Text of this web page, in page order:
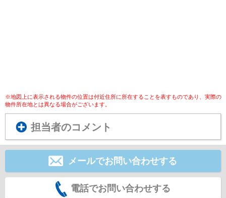
※地図上に表示される物件の位置は付近住所に所在することを表すものであり、実際の
物件所在地とは異なる場合がございます。
担当者のコメント
メールでお問い合わせする
電話でお問い合わせする